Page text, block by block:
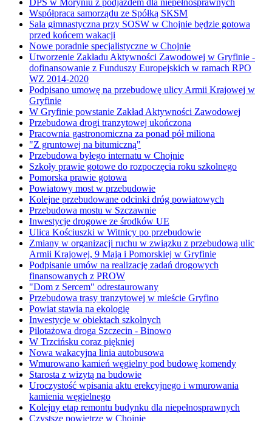
Współpraca samorządu ze Spółką SKSM
Sala gimnastyczna przy SOSW w Chojnie będzie gotowa
przed końcem wakacji
Nowe poradnie specjalistyczne w Chojnie
Utworzenie Zakładu Aktywności Zawodowej w Gryfinie -
dofinansowanie z Funduszy Europejskich w ramach RPO
WZ 2014-2020
Podpisano umowę na przebudowę ulicy Armii Krajowej w
Gryfinie
W Gryfinie powstanie Zakład Aktywności Zawodowej
Przebudowa drogi tranzytowej ukończona
Pracownia gastronomiczna za ponad pół miliona
"Z gruntowej na bitumiczną"
Przebudowa byłego internatu w Chojnie
Szkoły prawie gotowe do rozpoczęcia roku szkolnego
Pomorska prawie gotowa
Powiatowy most w przebudowie
Kolejne przebudowane odcinki dróg powiatowych
Przebudowa mostu w Szczawnie
Inwestycje drogowe ze środków UE
Ulica Kościuszki w Witnicy po przebudowie
Zmiany w organizacji ruchu w związku z przebudową ulic
Armii Krajowej, 9 Maja i Pomorskiej w Gryfinie
Podpisanie umów na realizację zadań drogowych
finansowanych z PROW
"Dom z Sercem" odrestaurowany
Przebudowa trasy tranzytowej w mieście Gryfino
Powiat stawia na ekologię
Inwestycje w obiektach szkolnych
Pilotażowa droga Szczecin - Binowo
W Trzcińsku coraz piękniej
Nowa wakacyjna linia autobusowa
Wmurowano kamień węgielny pod budowę komendy
Starosta z wizytą na budowie
Uroczystość wpisania aktu erekcyjnego i wmurowania
kamienia węgielnego
Kolejny etap remontu budynku dla niepełnosprawnych
Czystsze powietrze w Chojnie